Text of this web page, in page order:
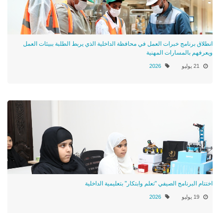
انطلاق برنامج خبرات العمل في محافظة الداخلية الذي يربط الطلبة ببيئات العمل
ويعرفهم بالمسارات المهنية
21 يوليو 2026
اختتام البرنامج الصيفي "تعلم وابتكار" بتعليمية الداخلية
19 يوليو 2026